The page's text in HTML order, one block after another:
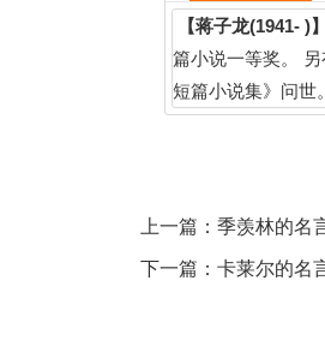
【蒋子龙(1941- )】
篇小说一等奖。
短篇小说集》问世。
上一篇： 季羡林的名
下一篇： 卡莱尔的名